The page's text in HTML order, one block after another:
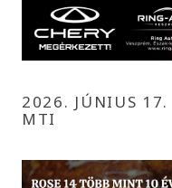
2026. JÚNIUS
MTI